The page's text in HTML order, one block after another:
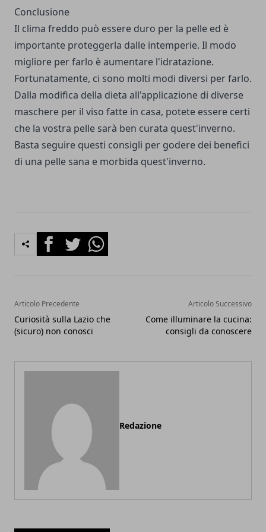
Conclusione
Il clima freddo può essere duro per la pelle ed è
importante proteggerla dalle intemperie. Il modo
migliore per farlo è aumentare l'idratazione.
Fortunatamente, ci sono molti modi diversi per farlo.
Dalla modifica della dieta all'applicazione di diverse
maschere per il viso fatte in casa, potete essere certi
che la vostra pelle sarà ben curata quest'inverno.
Basta seguire questi consigli per godere dei benefici
di una pelle sana e morbida quest'inverno.
FacebookTwitterWhatsapp
Articolo Precedente
Curiosità sulla Lazio che
(sicuro) non conosci
Articolo Successivo
Come illuminare la cucina:
consigli da conoscere
Redazione